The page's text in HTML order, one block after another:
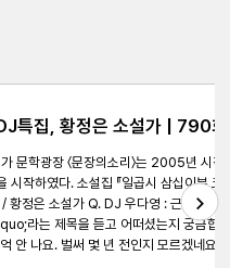
특집, 황정은 소설가 | 790회
문》 신춘문예에
소설집 『일곱시 삼십이분 코끼리열차』, 『파씨의 입
외에 소설 쓰는 사람이 하는 일 있지 않습니까. 읽고, 쓰고, 운동하고, 20년 만에 파마도 하고요. 그렇게 지내고
모르겠네요. 그즈음에 첫 방송은 신나게 했고요. 오면서도 신났
Next